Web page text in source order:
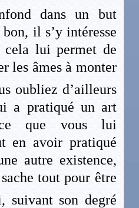
dans un but
il s’y intéresse
cela lui permet de
les âmes à monter
oubliez d’ailleurs
a pratiqué un art
que vous lui
en avoir pratiqué
autre existence,
tout pour être
suivant son degré